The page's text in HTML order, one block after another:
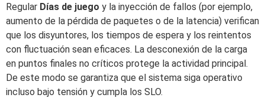
Regular Días de juego y la inyección de fallos (por ejemplo,
aumento de la pérdida de paquetes o de la latencia) verifican
que los disyuntores, los tiempos de espera y los reintentos
con fluctuación sean eficaces. La desconexión de la carga
en puntos finales no críticos protege la actividad principal.
De este modo se garantiza que el sistema siga operativo
incluso bajo tensión y cumpla los SLO.